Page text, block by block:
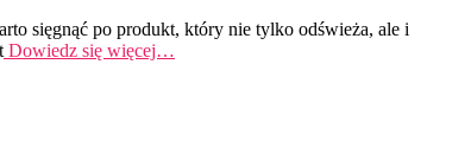
sięgnąć po produkt, który nie tylko odświeża, ale i
Dowiedz się więcej…